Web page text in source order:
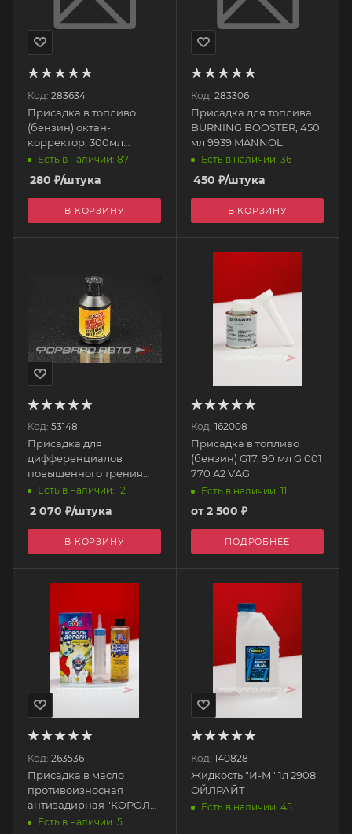
Код: 283634
Присадка в топливо
(бензин) октан-
корректор, 300мл
RW3010 RUNWAY
Есть в наличии: 87
280 ₽/штука
В КОРЗИНУ
Код: 283306
Присадка для топлива
BURNING BOOSTER, 450
мл 9939 MANNOL
Есть в наличии: 36
450 ₽/штука
В КОРЗИНУ
Код: 53148
Присадка для
дифференциалов
повышенного трения
(LSD) 120 мл 80301
REDLINE
Есть в наличии: 12
2 070 ₽/штука
В КОРЗИНУ
Код: 162008
Присадка в топливо
(бензин) G17, 90 мл G 001
770 A2 VAG
Есть в наличии: 11
от2 500 ₽
ПОДРОБНЕЕ
Код: 263536
Присадка в масло
противоизносная
антизадирная "КОРОЛЬ
ДОРОГИ", 240 мл KR352
Есть в наличии: 5
Код: 140828
Жидкость "И-М" 1л 2908
ОЙЛРАЙТ
Есть в наличии: 45